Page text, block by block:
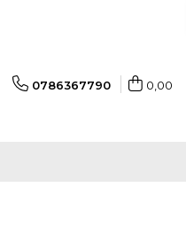
0786367790 0,00